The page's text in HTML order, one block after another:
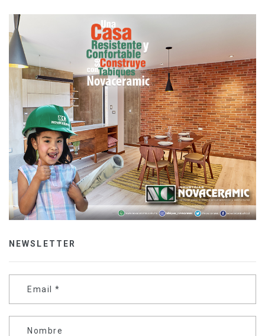
NEWSLETTER
Email *
Nombre